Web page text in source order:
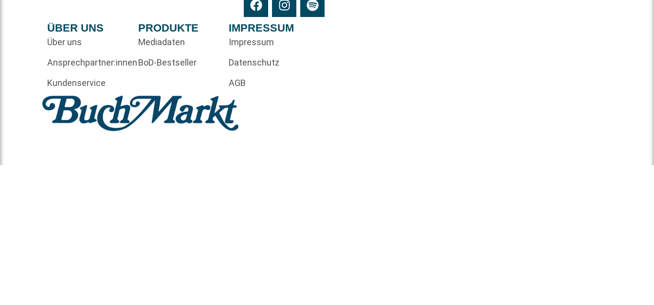
ÜBER UNS
Über uns
Ansprechpartner:innen
Kundenservice
PRODUKTE
Mediadaten
BoD-Bestseller
IMPRESSUM
Impressum
Datenschutz
AGB